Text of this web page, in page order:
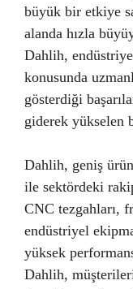
büyük bir etkiye
alanda hızla
Dahlih,
konusunda
gösterdiği
giderek yükselen
Dahlih, geniş
ile sektördeki
CNC tezgahları,
endüstriyel
yüksek
Dahlih,